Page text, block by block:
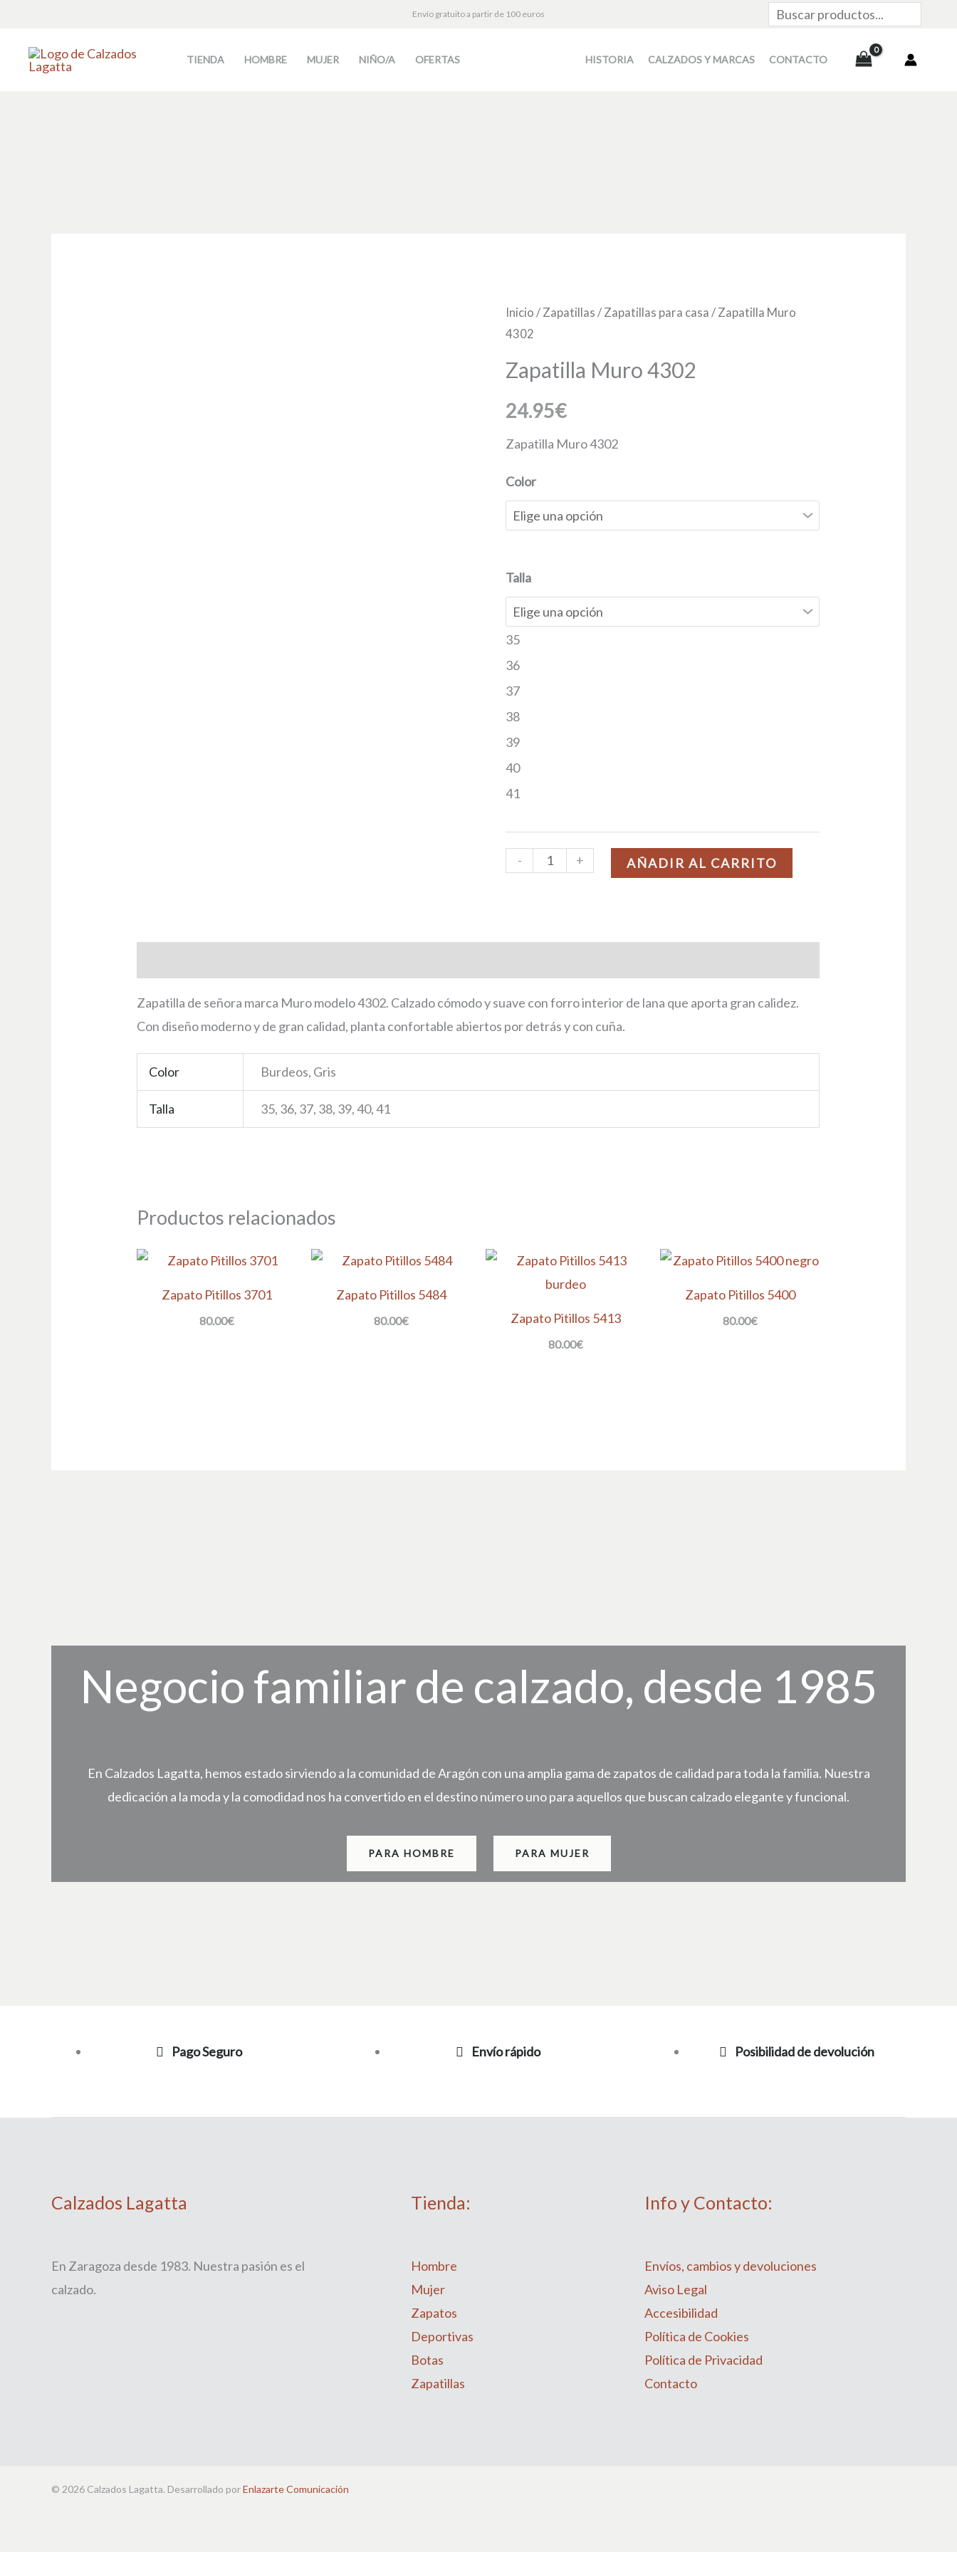
contenido
Envío gratuito a partir de 100 euros Buscar
TIENDA HOMBRE MUJER NIÑO/A OFERTAS HISTORIA CALZADOS Y MARCAS CONTACTO
Inicio / Zapatillas / Zapatillas para casa / Zapatilla Muro
4302
Zapatilla Muro 4302
24.95€
Zapatilla Muro 4302
Color
Talla
35
36
37
38
39
40
41
-
Zapatilla
Muro
4302
cantidad
+ AÑADIR AL CARRITO
Zapatilla de señora marca Muro modelo 4302. Calzado cómodo y suave con forro interior de lana que aporta gran calidez.
Con diseño moderno y de gran calidad, planta confortable abiertos por detrás y con cuña.
Color Burdeos, Gris
Talla 35, 36, 37, 38, 39, 40, 41
Productos relacionados
Zapato Pitillos 3701
80.00€
Zapato Pitillos 5484
80.00€ Zapato Pitillos 5413
80.00€
Zapato Pitillos 5400
80.00€
Negocio familiar de calzado, desde 1985
En Calzados Lagatta, hemos estado sirviendo a la comunidad de Aragón con una amplia gama de zapatos de calidad para toda la familia. Nuestra
dedicación a la moda y la comodidad nos ha convertido en el destino número uno para aquellos que buscan calzado elegante y funcional.
PARA HOMBRE PARA MUJER
Pago Seguro Envío rápido Posibilidad de devolución
Calzados Lagatta
En Zaragoza desde 1983. Nuestra pasión es el
calzado.
Tienda:
Hombre
Mujer
Zapatos
Deportivas
Botas
Zapatillas
Info y Contacto:
Envíos, cambios y devoluciones
Aviso Legal
Accesibilidad
Política de Cookies
Política de Privacidad
Contacto
© 2026 Calzados Lagatta. Desarrollado porEnlazarte Comunicación